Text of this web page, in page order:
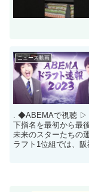
ニュース動画
. ◆ABEMAで視聴 ▷
下指名を最初から最
未来のスターたちの
ラフト1位組では、阪